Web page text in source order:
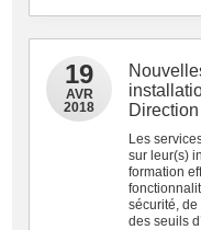
19
AVR
2018
Les
sur leur(s)
formation
sécurité, de
des seuils